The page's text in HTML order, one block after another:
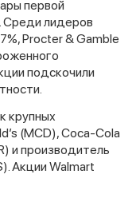
первой
Среди лидеров
Procter & Gamble
подскочили
крупных
(MCD), Coca-Cola
и производитель
Акции Walmart